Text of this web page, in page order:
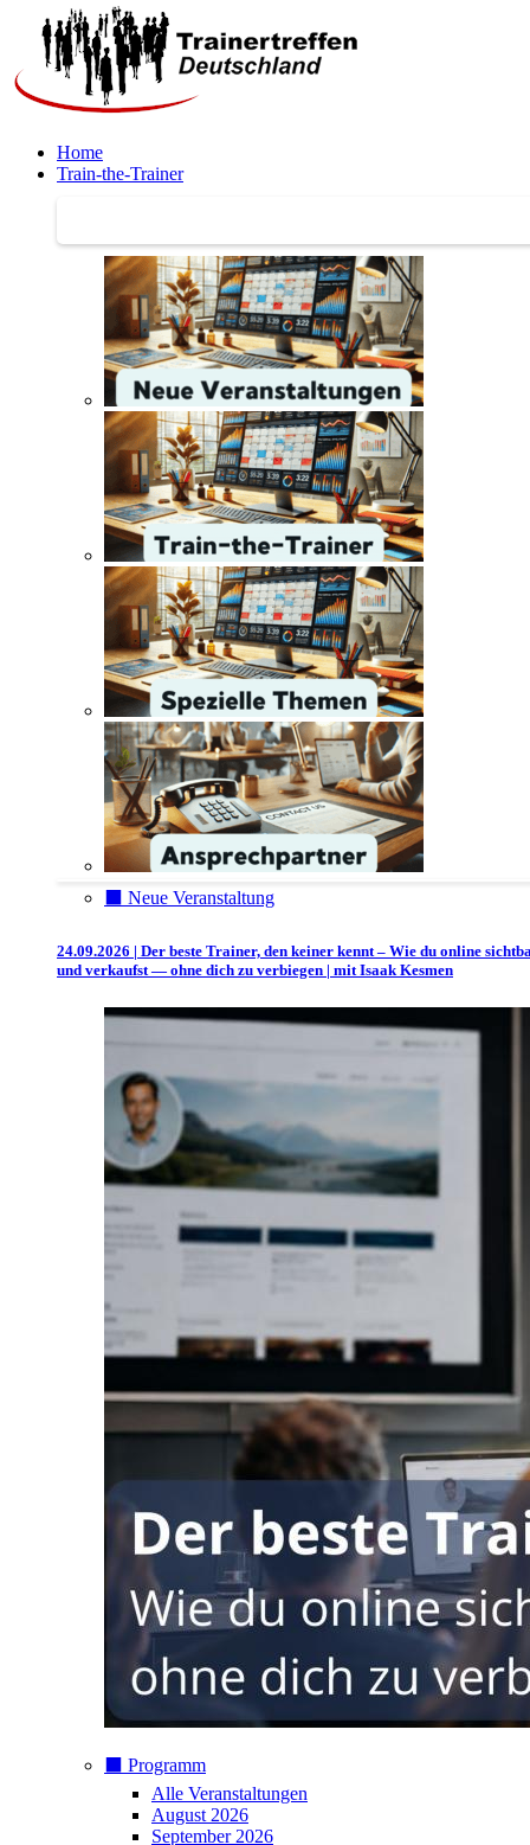
Home
Train-the-Trainer
⬛️ Neue Veranstaltung
24.09.2026 | Der beste Trainer, den keiner kennt – Wie du online
und verkaufst — ohne dich zu verbiegen | mit Isaak Kesmen
⬛️ Programm
Alle Veranstaltungen
August 2026
September 2026